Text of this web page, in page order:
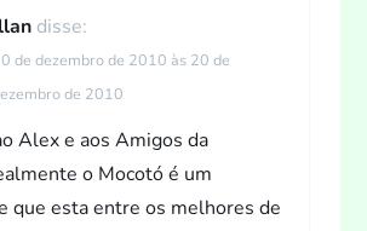
disse:
de dezembro de 2010 às 20 de
de 2010
Alex e aos Amigos da
o Mocotó é um
que esta entre os melhores de